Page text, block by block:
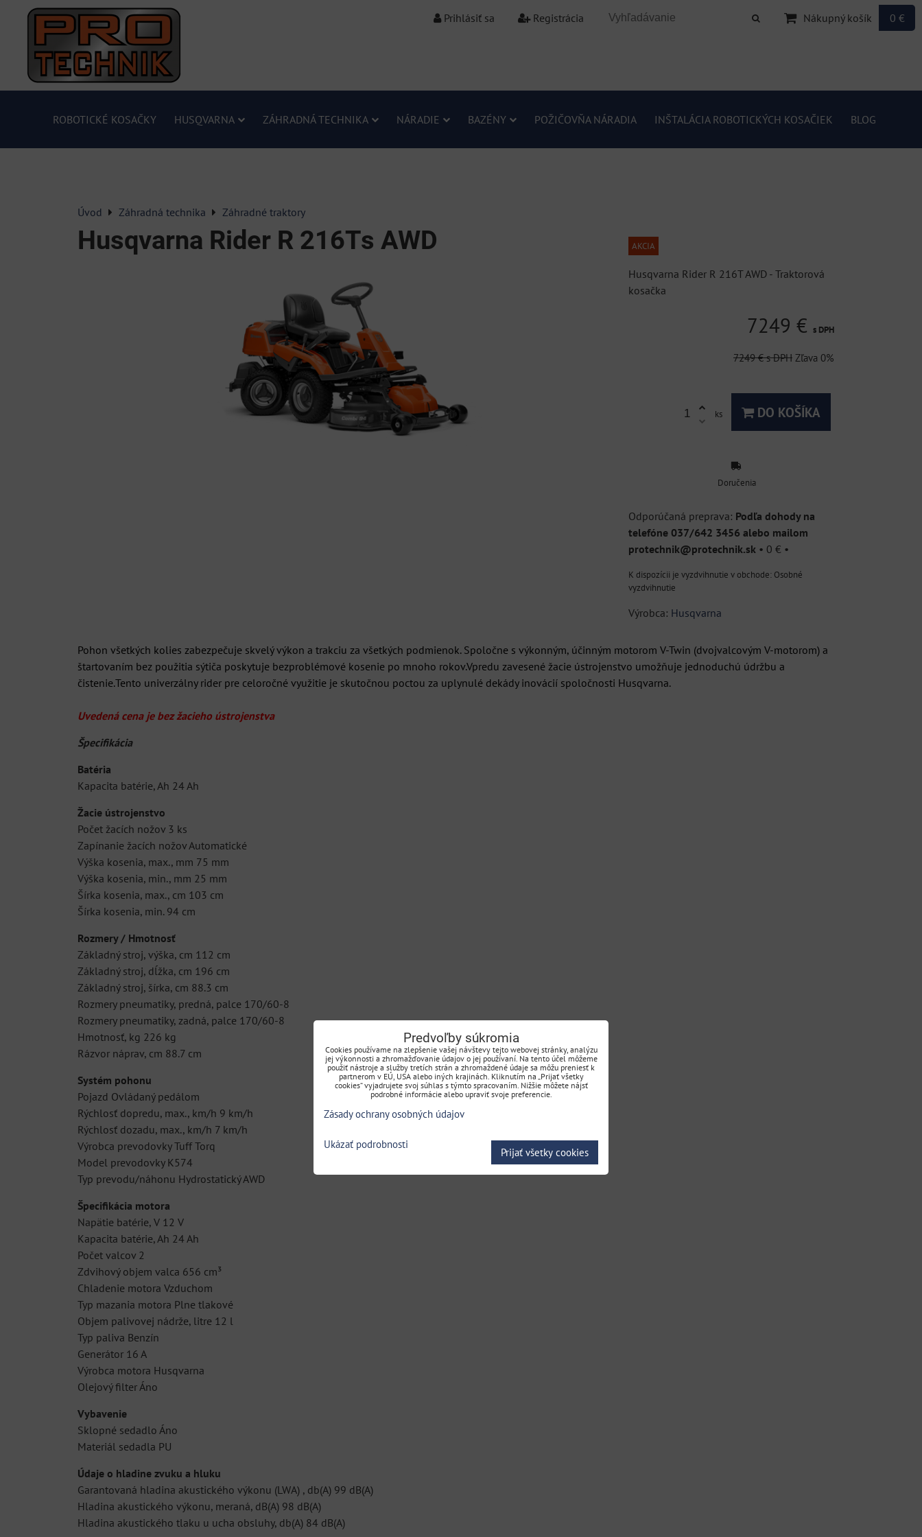
Prihlásiť sa Registrácia Nákupný košík 0 €
ROBOTICKÉ KOSAČKY HUSQVARNA ZÁHRADNÁ TECHNIKA NÁRADIE BAZÉNY POŽIČOVŇA NÁRADIA INŠTALÁCIA ROBOTICKÝCH KOSAČIEK BLOG
Úvod Záhradná technika Záhradné traktory
Husqvarna Rider R 216Ts AWD AKCIA
Husqvarna Rider R 216T AWD - Traktorová
kosačka
7249 € s DPH
7249 € s DPH Zľava 0%
ks DO KOŠÍKA
Doručenia
Podľa dohody na
telefóne 037/642 3456 alebo mailom
protechnik@protechnik.sk • 0 € •
Osobné
vyzdvihnutie
Výrobca: Husqvarna
Pohon všetkých kolies zabezpečuje skvelý výkon a trakciu za všetkých podmienok. Spoločne s výkonným, účinným motorom V-Twin (dvojvalcovým V-motorom) a
štartovaním bez použitia sýtiča poskytuje bezproblémové kosenie po mnoho rokov.Vpredu zavesené žacie ústrojenstvo umožňuje jednoduchú údržbu a
čistenie.Tento univerzálny rider pre celoročné využitie je skutočnou poctou za uplynulé dekády inovácií spoločnosti Husqvarna.
Uvedená cena je bez žacieho ústrojenstva
Špecifikácia
Batéria
Kapacita batérie, Ah 24 Ah
Žacie ústrojenstvo
Počet žacích nožov 3 ks
Zapínanie žacích nožov Automatické
Výška kosenia, max., mm 75 mm
Výška kosenia, min., mm 25 mm
Šírka kosenia, max., cm 103 cm
Šírka kosenia, min. 94 cm
Rozmery / Hmotnosť
Základný stroj, výška, cm 112 cm
Základný stroj, dĺžka, cm 196 cm
Základný stroj, šírka, cm 88.3 cm
Rozmery pneumatiky, predná, palce 170/60-8
Rozmery pneumatiky, zadná, palce 170/60-8
Hmotnosť, kg 226 kg
Rázvor náprav, cm 88.7 cm
Systém pohonu
Pojazd Ovládaný pedálom
Rýchlosť dopredu, max., km/h 9 km/h
Rýchlosť dozadu, max., km/h 7 km/h
Výrobca prevodovky Tuff Torq
Model prevodovky K574
Typ prevodu/náhonu Hydrostatický AWD
Špecifikácia motora
Napätie batérie, V 12 V
Kapacita batérie, Ah 24 Ah
Počet valcov 2
Zdvihový objem valca 656 cm³
Chladenie motora Vzduchom
Typ mazania motora Plne tlakové
Objem palivovej nádrže, litre 12 l
Typ paliva Benzín
Generátor 16 A
Výrobca motora Husqvarna
Olejový filter Áno
Vybavenie
Sklopné sedadlo Áno
Materiál sedadla PU
Údaje o hladine zvuku a hluku
Garantovaná hladina akustického výkonu (LWA) , db(A) 99 dB(A)
Hladina akustického výkonu, meraná, dB(A) 98 dB(A)
Hladina akustického tlaku u ucha obsluhy, db(A) 84 dB(A)
Predvoľby súkromia
Cookies používame na zlepšenie vašej návštevy tejto webovej stránky, analýzu
jej výkonnosti a zhromažďovanie údajov o jej používaní. Na tento účel môžeme
použiť nástroje a služby tretích strán a zhromaždené údaje sa môžu preniesť k
partnerom v EÚ, USA alebo iných krajinách. Kliknutím na „Prijať všetky
cookies“ vyjadrujete svoj súhlas s týmto spracovaním. Nižšie môžete nájsť
podrobné informácie alebo upraviť svoje preferencie.
Zásady ochrany osobných údajov
Ukázať podrobnosti
Prijať všetky cookies